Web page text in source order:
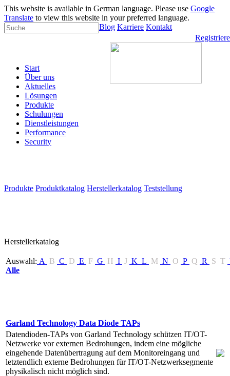
This website is available in German language. Please use Google
Translate to view this website in your preferred language.
Blog Karriere Kontakt
Start
Über uns
Aktuelles
Lösungen
Produkte
Schulungen
Dienstleistungen
Performance
Security
Produkte Produktkatalog Herstellerkatalog Teststellung
Herstellerkatalog
Auswahl: A B C D E F G H I J K L M N O P Q R S T
Alle
Garland Technology Data Diode TAPs
Datendioden-TAPs von Garland Technology schützen IT/OT-
Netzwerke vor externen Bedrohungen, indem eine mögliche
eingehende Datenübertragung auf dem Monitoreingang und
letztendlich externe Bedrohungen für IT/OT-Netzwerksegmente
physikalisch nicht möglich sind.